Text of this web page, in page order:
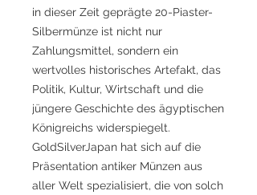
in dieser Zeit geprägte 20-Piaster-
Silbermünze ist nicht nur
Zahlungsmittel, sondern ein
wertvolles historisches Artefakt, das
Politik, Kultur, Wirtschaft und die
jüngere Geschichte des ägyptischen
Königreichs widerspiegelt.
GoldSilverJapan hat sich auf die
Präsentation antiker Münzen aus
aller Welt spezialisiert, die von solch